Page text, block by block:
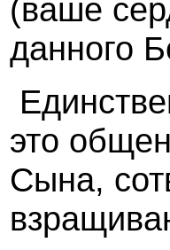
(ваше
данного
это
Сына,